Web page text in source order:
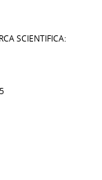
SCIENTIFICA: